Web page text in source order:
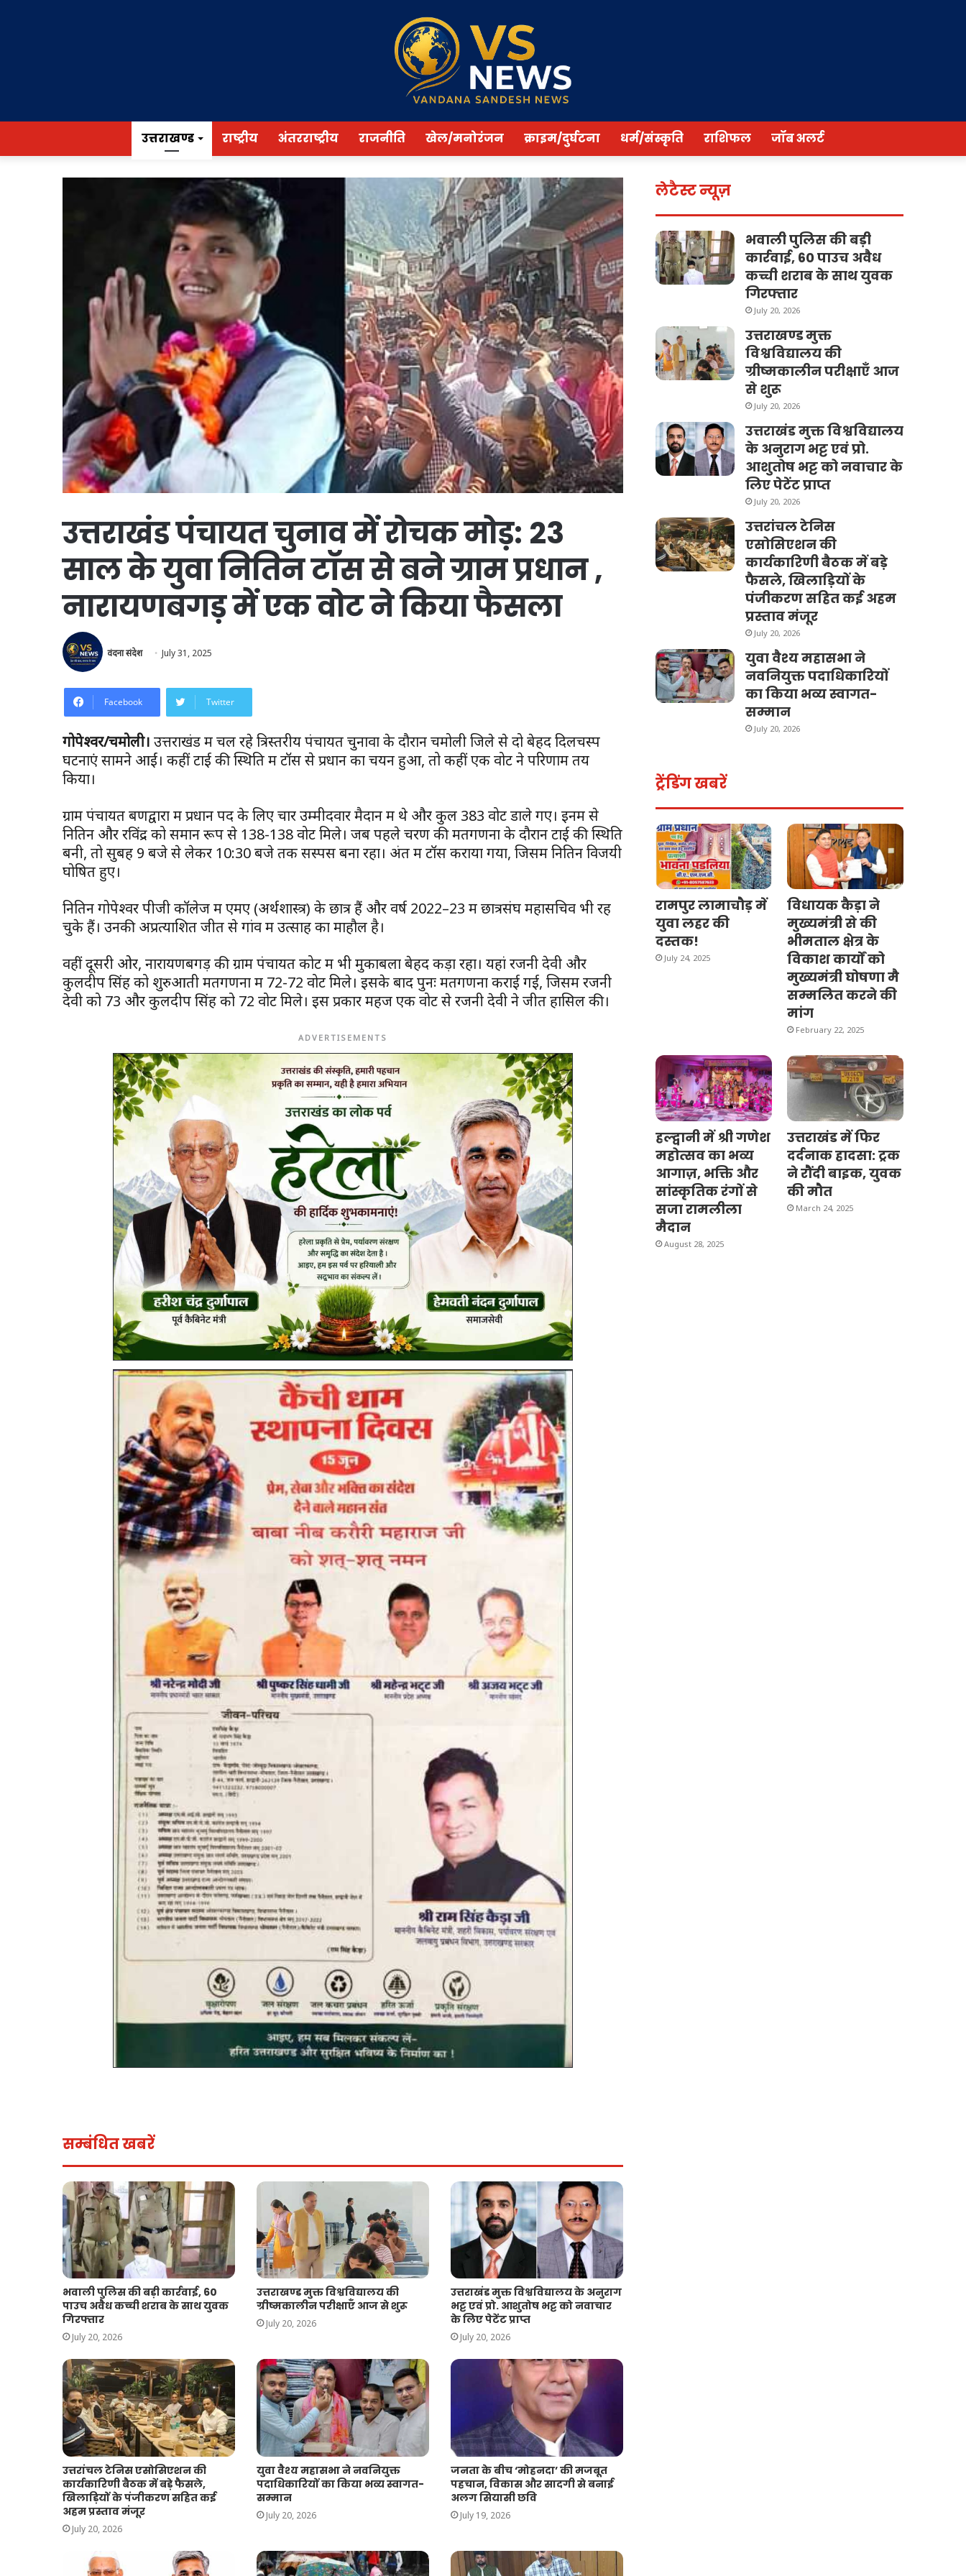
उत्तराखण्ड राष्ट्रीय अंतरराष्ट्रीय राजनीति खेल/मनोरंजन क्राइम/दुर्घटना धर्म/संस्कृति राशिफल जॉब अलर्ट
उत्तराखंड पंचायत चुनाव में रोचक मोड़: 23
साल के युवा नितिन टॉस से बने ग्राम प्रधान ,
नारायणबगड़ में एक वोट ने किया फैसला
वंदना संदेश July 31, 2025
Facebook Twitter
गोपेश्वर/चमोली। उत्तराखंड में चल रहे त्रिस्तरीय पंचायत चुनावों के दौरान चमोली जिले से दो बेहद दिलचस्प
घटनाएं सामने आईं। कहीं टाई की स्थिति में टॉस से प्रधान का चयन हुआ, तो कहीं एक वोट ने परिणाम तय
किया।
ग्राम पंचायत बणद्वारा में प्रधान पद के लिए चार उम्मीदवार मैदान में थे और कुल 383 वोट डाले गए। इनमें से
नितिन और रविंद्र को समान रूप से 138-138 वोट मिले। जब पहले चरण की मतगणना के दौरान टाई की स्थिति
बनी, तो सुबह 9 बजे से लेकर 10:30 बजे तक सस्पेंस बना रहा। अंत में टॉस कराया गया, जिसमें नितिन विजयी
घोषित हुए।
नितिन गोपेश्वर पीजी कॉलेज में एमए (अर्थशास्त्र) के छात्र हैं और वर्ष 2022–23 में छात्रसंघ महासचिव भी रह
चुके हैं। उनकी अप्रत्याशित जीत से गांव में उत्साह का माहौल है।
वहीं दूसरी ओर, नारायणबगड़ की ग्राम पंचायत कोट में भी मुकाबला बेहद कड़ा रहा। यहां रजनी देवी और
कुलदीप सिंह को शुरुआती मतगणना में 72-72 वोट मिले। इसके बाद पुनः मतगणना कराई गई, जिसमें रजनी
देवी को 73 और कुलदीप सिंह को 72 वोट मिले। इस प्रकार महज एक वोट से रजनी देवी ने जीत हासिल की।
ADVERTISEMENTS
सम्बंधित खबरें
भवाली पुलिस की बड़ी कार्रवाई, 60
पाउच अवैध कच्ची शराब के साथ युवक
गिरफ्तार
July 20, 2026
उत्तराखण्ड मुक्त विश्वविद्यालय की
ग्रीष्मकालीन परीक्षाएँ आज से शुरू
July 20, 2026
उत्तराखंड मुक्त विश्वविद्यालय के अनुराग
भट्ट एवं प्रो. आशुतोष भट्ट को नवाचार
के लिए पेटेंट प्राप्त
July 20, 2026
उत्तरांचल टेनिस एसोसिएशन की
कार्यकारिणी बैठक में बड़े फैसले,
खिलाड़ियों के पंजीकरण सहित कई
अहम प्रस्ताव मंजूर
July 20, 2026
युवा वैश्य महासभा ने नवनियुक्त
पदाधिकारियों का किया भव्य स्वागत-
सम्मान
July 20, 2026
जनता के बीच ‘मोहनदा’ की मजबूत
पहचान, विकास और सादगी से बनाई
अलग सियासी छवि
July 19, 2026
लेटैस्ट न्यूज़
भवाली पुलिस की बड़ी
कार्रवाई, 60 पाउच अवैध
कच्ची शराब के साथ युवक
गिरफ्तार
July 20, 2026
उत्तराखण्ड मुक्त
विश्वविद्यालय की
ग्रीष्मकालीन परीक्षाएँ आज
से शुरू
July 20, 2026
उत्तराखंड मुक्त विश्वविद्यालय
के अनुराग भट्ट एवं प्रो.
आशुतोष भट्ट को नवाचार के
लिए पेटेंट प्राप्त
July 20, 2026
उत्तरांचल टेनिस
एसोसिएशन की
कार्यकारिणी बैठक में बड़े
फैसले, खिलाड़ियों के
पंजीकरण सहित कई अहम
प्रस्ताव मंजूर
July 20, 2026
युवा वैश्य महासभा ने
नवनियुक्त पदाधिकारियों
का किया भव्य स्वागत-
सम्मान
July 20, 2026
ट्रेंडिंग खबरें
रामपुर लामाचौड़ में
युवा लहर की
दस्तक!
July 24, 2025
विधायक कैड़ा ने
मुख्यमंत्री से की
भीमताल क्षेत्र के
विकाश कार्यों को
मुख्यमंत्री घोषणा मै
सम्मलित करने की
मांग
February 22, 2025
हल्द्वानी में श्री गणेश
महोत्सव का भव्य
आगाज़, भक्ति और
सांस्कृतिक रंगों से
सजा रामलीला
मैदान
August 28, 2025
उत्तराखंड में फिर
दर्दनाक हादसा: ट्रक
ने रौंदी बाइक, युवक
की मौत
March 24, 2025